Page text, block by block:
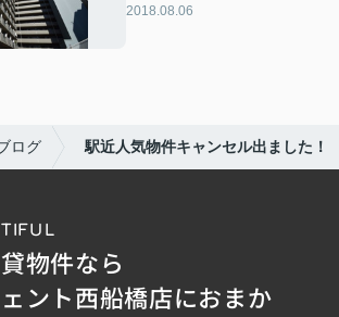
2018.08.06
ログ 駅近人気物件キャンセル出ました！
物件なら
ント西船橋店におまか